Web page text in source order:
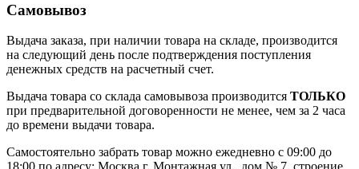
Самовывоз
Выдача заказа, при наличии товара на складе, производится
на следующий день после подтверждения поступления
денежных средств на расчетный счет.
Выдача товара со склада самовывоза производится ТОЛЬКО
при предварительной договоренности не менее, чем за 2 часа
до времени выдачи товара.
Самостоятельно забрать товар можно ежедневно с 09:00 до